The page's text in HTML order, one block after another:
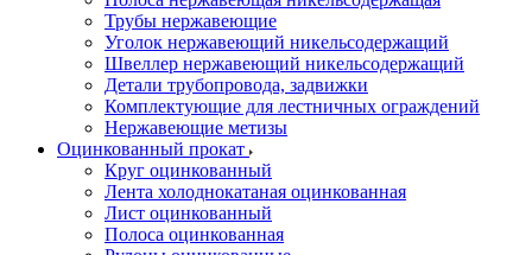
Трубы нержавеющие
Уголок нержавеющий никельсодержащий
Швеллер нержавеющий никельсодержащий
Детали трубопровода, задвижки
Комплектующие для лестничных ограждений
Нержавеющие метизы
Оцинкованный прокат
Круг оцинкованный
Лента холоднокатаная оцинкованная
Лист оцинкованный
Полоса оцинкованная